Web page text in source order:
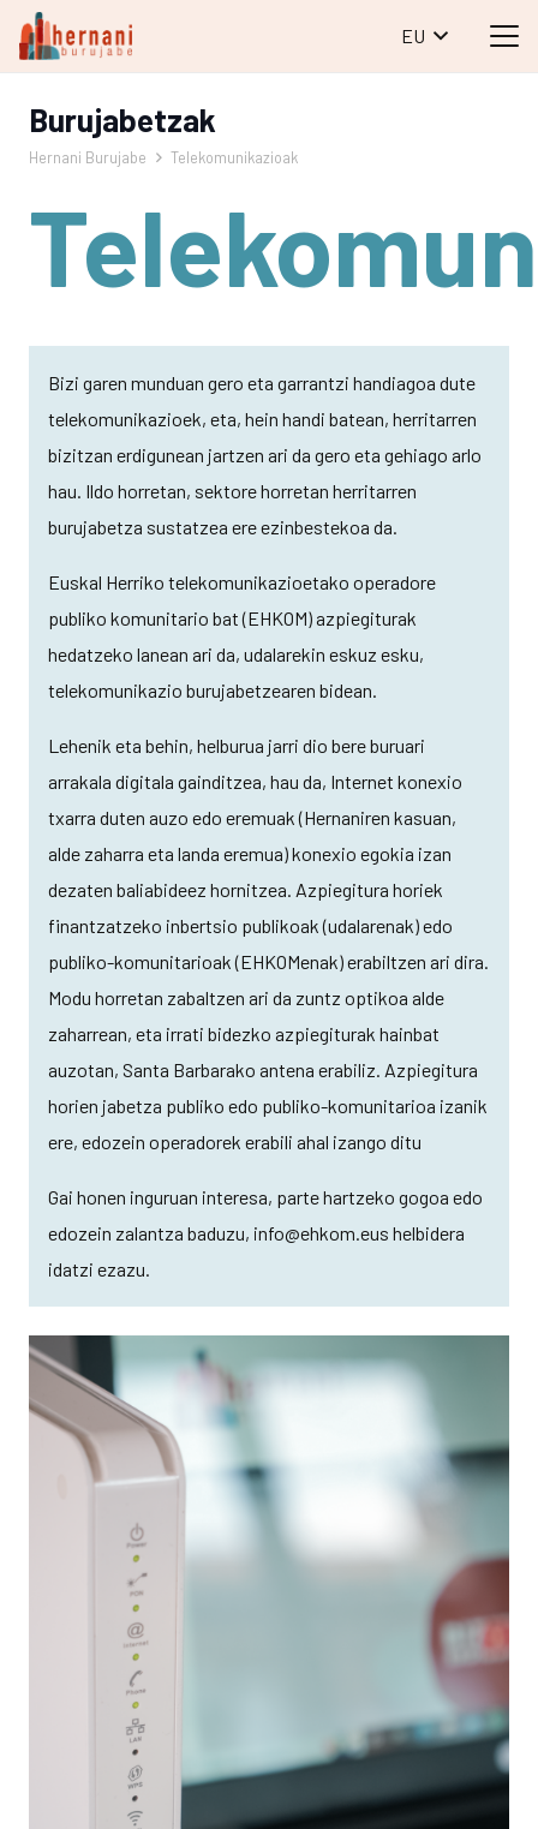
EU
Burujabetzak
Hernani Burujabe Telekomunikazioak
Bizi garen munduan gero eta garrantzi handiagoa dute
telekomunikazioek, eta, hein handi batean, herritarren
bizitzan erdigunean jartzen ari da gero eta gehiago arlo
hau. Ildo horretan, sektore horretan herritarren
burujabetza sustatzea ere ezinbestekoa da.
Euskal Herriko telekomunikazioetako operadore
publiko komunitario bat (EHKOM) azpiegiturak
hedatzeko lanean ari da, udalarekin eskuz esku,
telekomunikazio burujabetzearen bidean.
Lehenik eta behin, helburua jarri dio bere buruari
arrakala digitala gainditzea, hau da, Internet konexio
txarra duten auzo edo eremuak (Hernaniren kasuan,
alde zaharra eta landa eremua) konexio egokia izan
dezaten baliabideez hornitzea. Azpiegitura horiek
finantzatzeko inbertsio publikoak (udalarenak) edo
publiko-komunitarioak (EHKOMenak) erabiltzen ari dira.
Modu horretan zabaltzen ari da zuntz optikoa alde
zaharrean, eta irrati bidezko azpiegiturak hainbat
auzotan, Santa Barbarako antena erabiliz. Azpiegitura
horien jabetza publiko edo publiko-komunitarioa izanik
ere, edozein operadorek erabili ahal izango ditu
Gai honen inguruan interesa, parte hartzeko gogoa edo
edozein zalantza baduzu, info@ehkom.eus helbidera
idatzi ezazu.